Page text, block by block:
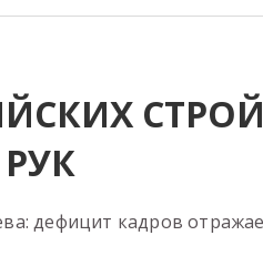
дефицит кадров